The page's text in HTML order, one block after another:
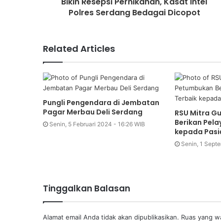
Polres Serdang Bedagai Dicopot
Related Articles
Pungli Pengendara di Jembatan
Pagar Merbau Deli Serdang
Senin, 5 Februari 2024 - 16:26 WIB
RSU Mitra
Berikan
kepada
Senin, 1
Tinggalkan Balasan
Alamat email Anda tidak akan dipublikasikan. Ruas yang